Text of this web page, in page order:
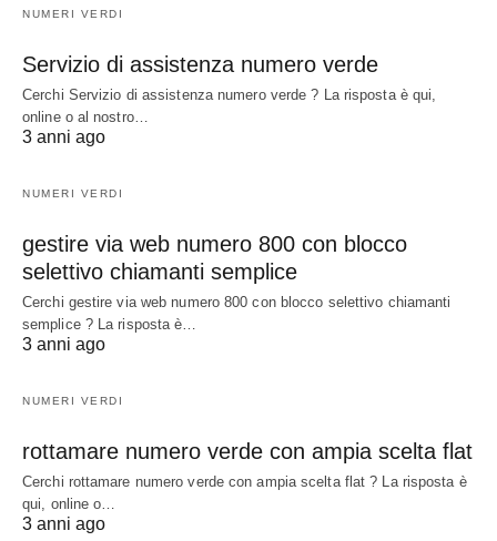
NUMERI VERDI
Servizio di assistenza numero verde
Cerchi Servizio di assistenza numero verde ? La risposta è qui,
online o al nostro…
3 anni ago
NUMERI VERDI
gestire via web numero 800 con blocco
selettivo chiamanti semplice
Cerchi gestire via web numero 800 con blocco selettivo chiamanti
semplice ? La risposta è…
3 anni ago
NUMERI VERDI
rottamare numero verde con ampia scelta flat
Cerchi rottamare numero verde con ampia scelta flat ? La risposta è
qui, online o…
3 anni ago